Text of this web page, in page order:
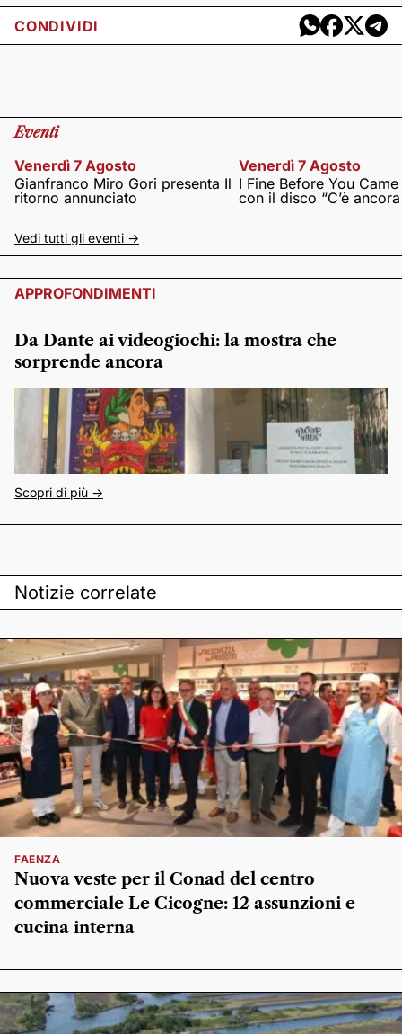
CONDIVIDI
Eventi
Venerdì 7 Agosto
Gianfranco Miro Gori presenta Il
ritorno annunciato
Venerdì 7 Agosto
I Fine Before You
con il disco “C’è
Vedi tutti gli eventi ->
APPROFONDIMENTI
Da Dante ai videogiochi: la mostra che
sorprende ancora
Scopri di più ->
Notizie correlate
FAENZA
Nuova veste per il Conad del centro
commerciale Le Cicogne: 12 assunzioni e
cucina interna